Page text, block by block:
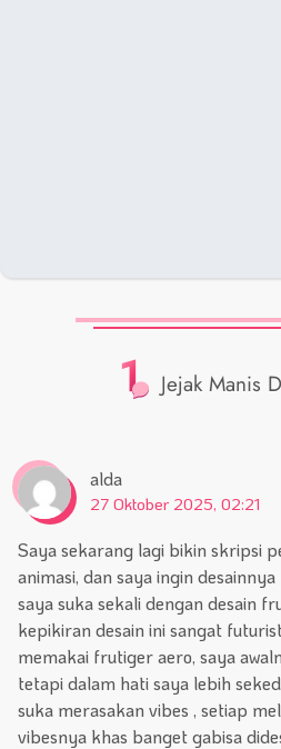
1 Jejak Manis
alda
27 Oktober 2025, 02:21
Saya sekarang lagi bikin skripsi
animasi, dan saya ingin
saya suka sekali dengan desain
kepikiran desain ini sangat
memakai frutiger aero, saya
tetapi dalam hati saya lebih
suka merasakan vibes , setiap
vibesnya khas banget gabisa